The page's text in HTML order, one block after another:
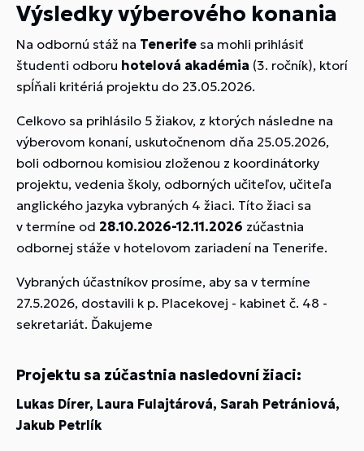
Výsledky výberového konania
Na odbornú stáž na Tenerife sa mohli prihlásiť
študenti odboru hotelová akadémia (3. ročník), ktorí
spĺňali kritériá projektu do 23.05.2026.
Celkovo sa prihlásilo 5 žiakov, z ktorých následne na
výberovom konaní, uskutočnenom dňa 25.05.2026,
boli odbornou komisiou zloženou z koordinátorky
projektu, vedenia školy, odborných učiteľov, učiteľa
anglického jazyka vybraných 4 žiaci. Títo žiaci sa
v termíne od 28.10.2026-12.11.2026 zúčastnia
odbornej stáže v hotelovom zariadení na Tenerife.
Vybraných účastníkov prosíme, aby sa v termíne
27.5.2026, dostavili k p. Placekovej - kabinet č. 48 -
sekretariát. Ďakujeme
Projektu sa zúčastnia nasledovní žiaci:
Lukas Dírer, Laura Fulajtárová, Sarah Petrániová,
Jakub Petrlík